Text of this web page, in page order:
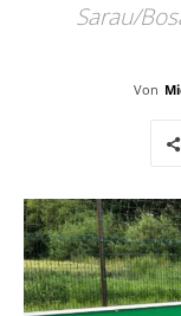
Sarau/
Von